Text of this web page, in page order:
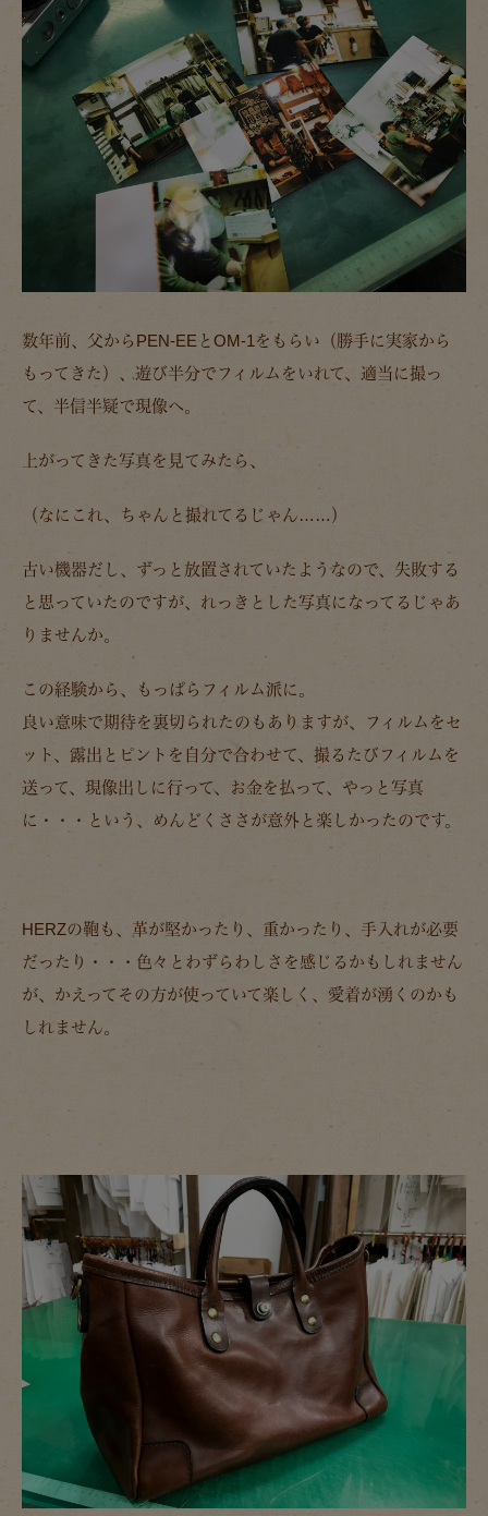
数年前、父からPEN-EEとOM-1をもらい（勝手に実家から
もってきた）、遊び半分でフィルムをいれて、適当に撮っ
て、半信半疑で現像へ。
上がってきた写真を見てみたら、
（なにこれ、ちゃんと撮れてるじゃん……）
古い機器だし、ずっと放置されていたようなので、失敗する
と思っていたのですが、れっきとした写真になってるじゃあ
りませんか。
この経験から、もっぱらフィルム派に。
良い意味で期待を裏切られたのもありますが、フィルムをセ
ット、露出とピントを自分で合わせて、撮るたびフィルムを
送って、現像出しに行って、お金を払って、やっと写真
に・・・という、めんどくささが意外と楽しかったのです。
HERZの鞄も、革が堅かったり、重かったり、手入れが必要
だったり・・・色々とわずらわしさを感じるかもしれません
が、かえってその方が使っていて楽しく、愛着が湧くのかも
しれません。